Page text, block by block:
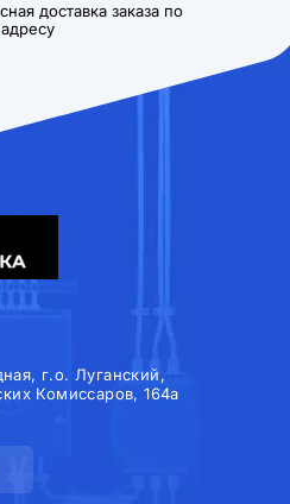
доставка заказа по
г.о. Луганский,
Комиссаров, 164а